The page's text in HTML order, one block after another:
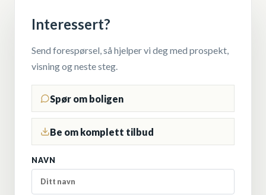
Interessert?
Send forespørsel, så hjelper vi deg med prospekt,
visning og neste steg.
Spør om boligen
Be om komplett tilbud
NAVN